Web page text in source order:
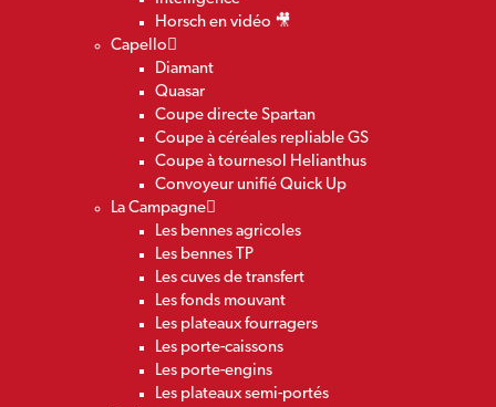
Horsch en vidéo 🎥
Capello
Diamant
Quasar
Coupe directe Spartan
Coupe à céréales repliable GS
Coupe à tournesol Helianthus
Convoyeur unifié Quick Up
La Campagne
Les bennes agricoles
Les bennes TP
Les cuves de transfert
Les fonds mouvant
Les plateaux fourragers
Les porte-caissons
Les porte-engins
Les plateaux semi-portés